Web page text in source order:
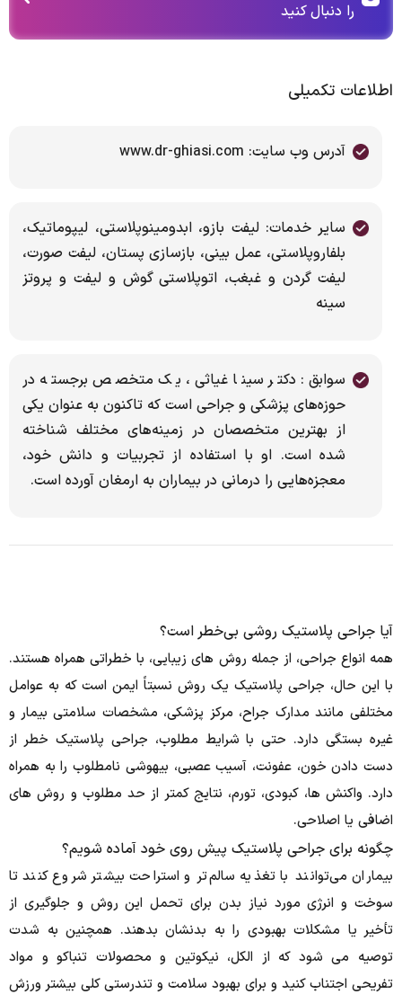
را دنبال کنید
اطلاعات تکمیلی
آدرس وب سایت: www.dr-ghiasi.com
سایر خدمات: لیفت بازو، ابدومینوپلاستی، لیپوماتیک،
بلفاروپلاستی، عمل بینی، بازسازی پستان، لیفت صورت،
لیفت گردن و غبغب، اتوپلاستی گوش و لیفت و پروتز
سینه
سوابق: دکتر سینا غیاثی، یک متخصص برجسته در
حوزه‌های پزشکی و جراحی است که تاکنون به عنوان یکی
از بهترین متخصصان در زمینه‌های مختلف شناخته
شده است. او با استفاده از تجربیات و دانش خود،
معجزه‌هایی را درمانی در بیماران به ارمغان آورده است.
آیا جراحی پلاستیک روشی بی‌خطر است؟
همه انواع جراحی، از جمله روش های زیبایی، با خطراتی همراه هستند.
با این حال، جراحی پلاستیک یک روش نسبتاً ایمن است که به عوامل
مختلفی مانند مدارک جراح، مرکز پزشکی، مشخصات سلامتی بیمار و
غیره بستگی دارد. حتی با شرایط مطلوب، جراحی پلاستیک خطر از
دست دادن خون، عفونت، آسیب عصبی، بیهوشی نامطلوب را به همراه
دارد. واکنش ها، کبودی، تورم، نتایج کمتر از حد مطلوب و روش های
اضافی یا اصلاحی.
چگونه برای جراحی پلاستیک پیش روی خود آماده شویم؟
بیماران می‌توانند با تغذیه سالم‌تر و استراحت بیشتر شروع کنند تا
سوخت و انرژی مورد نیاز بدن برای تحمل این روش و جلوگیری از
تأخیر یا مشکلات بهبودی را به بدنشان بدهند. همچنین به شدت
توصیه می شود که از الکل، نیکوتین و محصولات تنباکو و مواد
تفریحی اجتناب کنید و برای بهبود سلامت و تندرستی کلی بیشتر ورزش